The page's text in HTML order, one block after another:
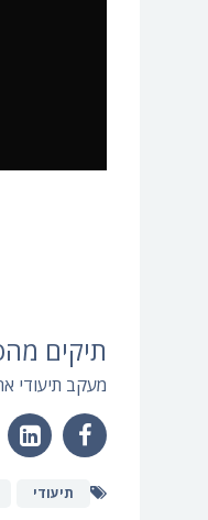
תיקים
מעקב תיעודי
תיעודי